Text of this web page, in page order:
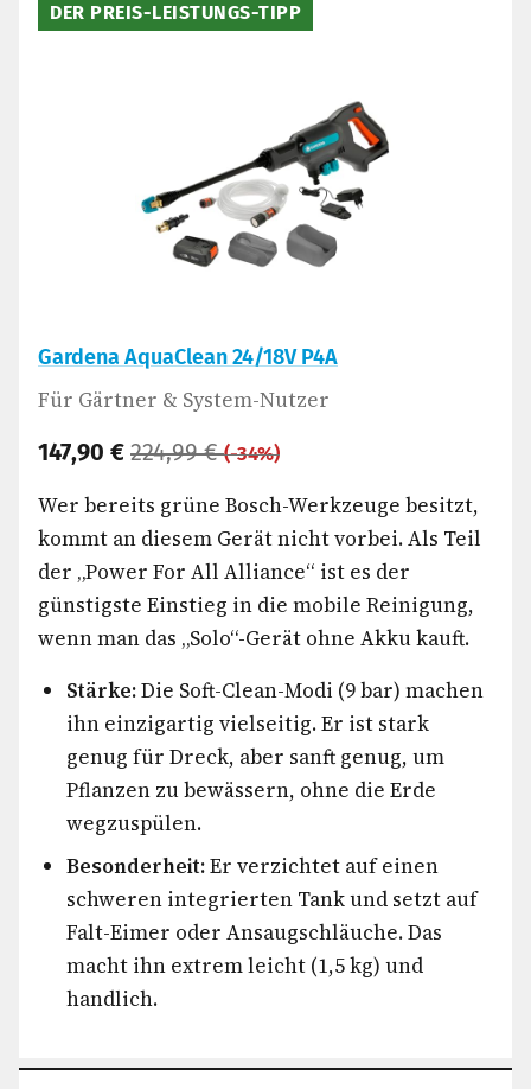
DER PREIS-LEISTUNGS-TIPP
Gardena AquaClean 24/18V P4A
Für Gärtner & System-Nutzer
147,90 € 224,99 €(-34%)
Wer bereits grüne Bosch-Werkzeuge besitzt,
kommt an diesem Gerät nicht vorbei. Als Teil
der „Power For All Alliance“ ist es der
günstigste Einstieg in die mobile Reinigung,
wenn man das „Solo“-Gerät ohne Akku kauft.
Stärke:Die Soft-Clean-Modi (9 bar) machen
ihn einzigartig vielseitig. Er ist stark
genug für Dreck, aber sanft genug, um
Pflanzen zu bewässern, ohne die Erde
wegzuspülen.
Besonderheit:Er verzichtet auf einen
schweren integrierten Tank und setzt auf
Falt-Eimer oder Ansaugschläuche. Das
macht ihn extrem leicht (1,5 kg) und
handlich.